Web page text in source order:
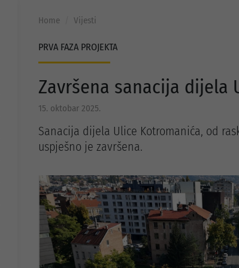
Home Vijesti
PRVA FAZA PROJEKTA
Završena sanacija dijela
15. oktobar 2025.
Sanacija dijela Ulice Kotromanića, od
uspješno je završena.